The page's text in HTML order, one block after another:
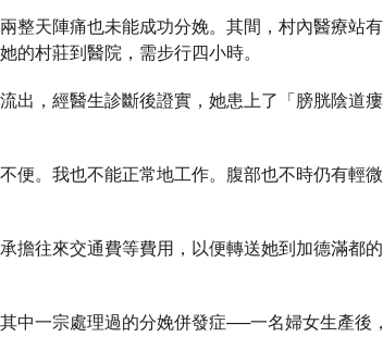
整天陣痛也未能成功分娩。其間，村內醫療站
村莊到醫院，需步行四小時。
，經醫生診斷後證實，她患上了「膀胱陰道瘻
便。我也不能正常地工作。腹部也不時仍有輕
擔往來交通費等費用，以便轉送她到加德滿都
中一宗處理過的分娩併發症──一名婦女生產後